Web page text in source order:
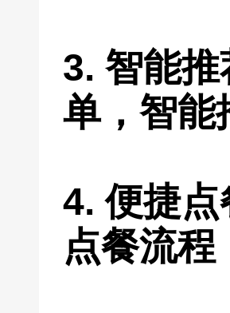
3. 智能
单，智能
4. 便捷
点餐流